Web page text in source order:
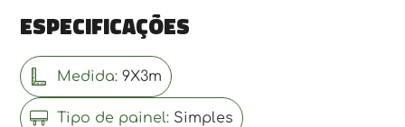
Especificações
Medida: 9X3m
Tipo de painel: Simples